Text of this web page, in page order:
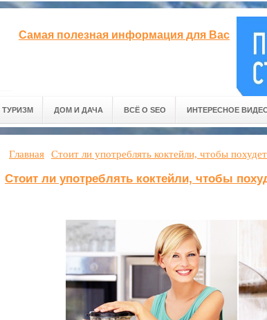
Самая полезная информация для Вас
ДОМ И ДАЧА ВСЁ О SEO ИНТЕРЕСНОЕ
Главная Стоит ли употреблять коктейли, чтобы
Стоит ли употреблять коктейли, чтобы